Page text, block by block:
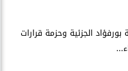
الجزئية وحزمة قرارات